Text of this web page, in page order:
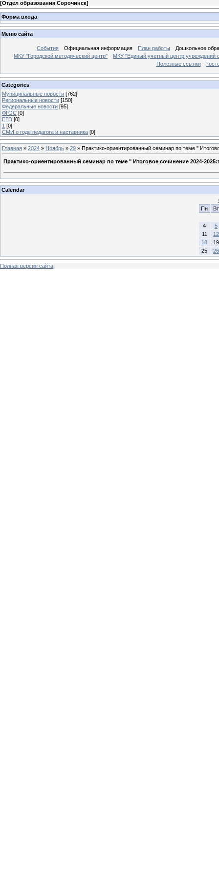
[Отдел образования Сорочинск]
Форма входа
Меню сайта
События Официальная информация План работы
Дошкольное
МКУ "Городской методический центр"
МКУ "Единый учетный центр учреждений
Полезные ссылки
Categories
Муниципальные новости [762]
Региональные новости [150]
Федеральные новости [95]
ФГОС [0]
ЕГЭ [0]
1 [0]
СМИ о годе педагога и наставника [0]
Главная » 2024 » Ноябрь » 29 » Практико-ориентированный семинар по теме "
Практико-ориентированный семинар по теме " Итоговое сочинение 2024-
Calendar
Пн
Вт
4
5
11
12
18
19
25
26
Полная версия сайта